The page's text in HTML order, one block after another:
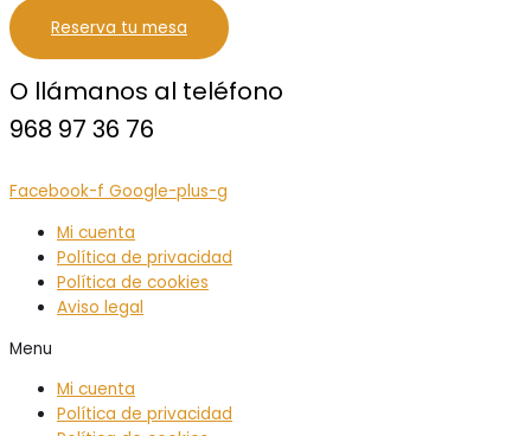
Reserva tu mesa
O llámanos al teléfono
968 97 36 76
Facebook-f Google-plus-g
Mi cuenta
Política de privacidad
Política de cookies
Aviso legal
Menu
Mi cuenta
Política de privacidad